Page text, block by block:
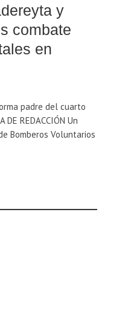
y
combate
en
padre del cuarto
REDACCIÓN Un
Bomberos Voluntarios